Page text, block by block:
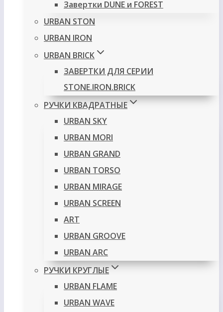
Завертки DUNE и FOREST
URBAN STON
URBAN IRON
URBAN BRICK
ЗАВЕРТКИ ДЛЯ СЕРИИ
STONE.IRON.BRICK
РУЧКИ КВАДРАТНЫЕ
URBAN SKY
URBAN MORI
URBAN GRAND
URBAN TORSO
URBAN MIRAGE
URBAN SCREEN
ART
URBAN GROOVE
URBAN ARC
РУЧКИ КРУГЛЫЕ
URBAN FLAME
URBAN WAVE